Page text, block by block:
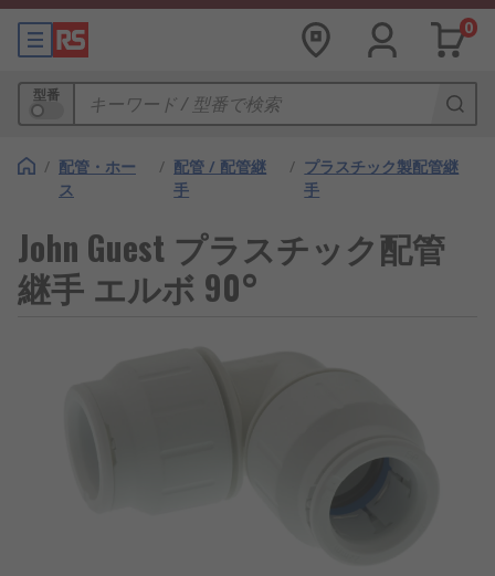
0
型番
/ 配管・ホー
ス
/ 配管 / 配管継
手
/ プラスチック製配管継
手
John Guest プラスチック配管
継手 エルボ 90°